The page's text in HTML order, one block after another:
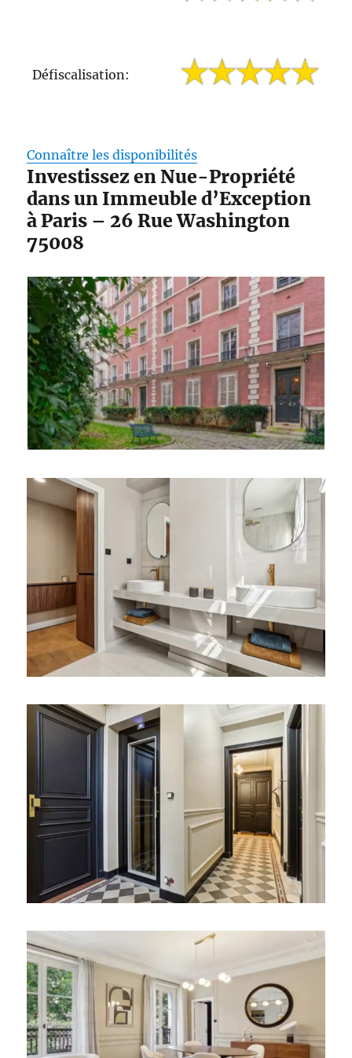
Défiscalisation:
Connaître les disponibilités
Investissez en Nue-Propriété
dans un Immeuble d’Exception
à Paris – 26 Rue Washington
75008